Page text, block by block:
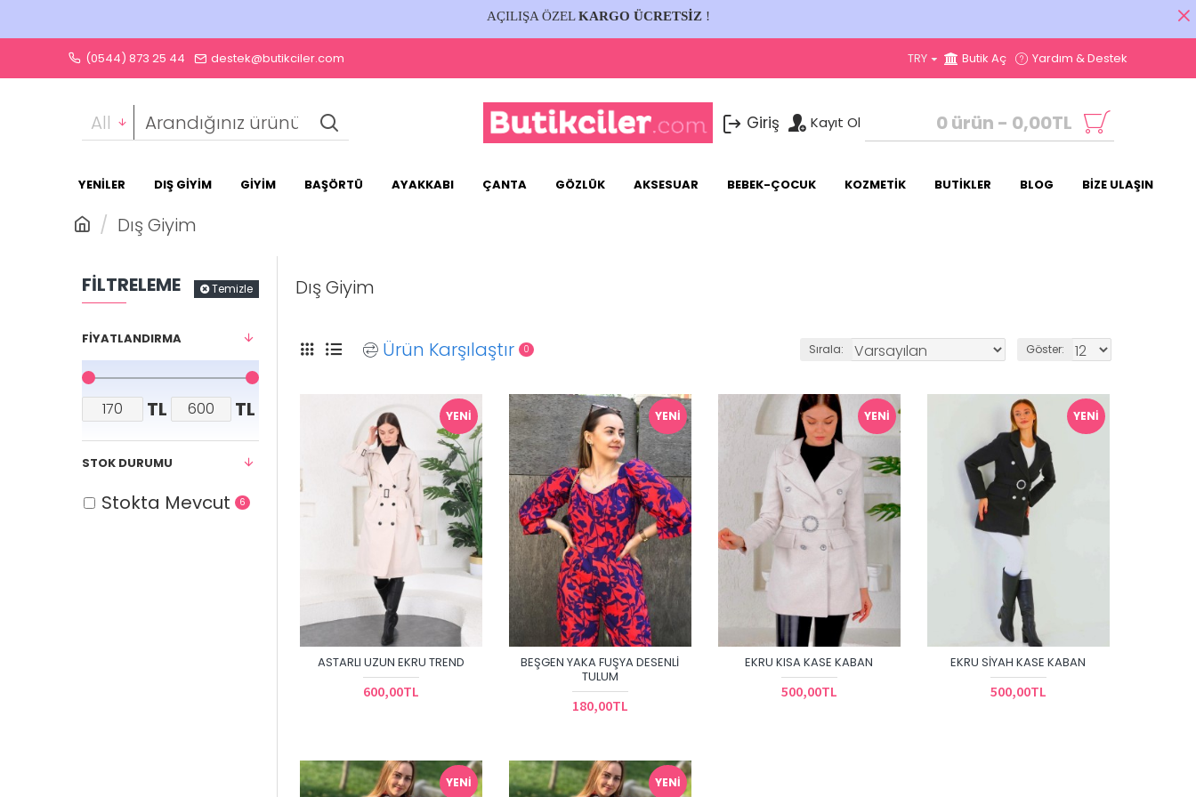
AÇILIŞA ÖZELKARGO ÜCRETSİZ!
(0544) 873 25 44 destek@butikciler.com TRY Butik Aç Yardım & Destek
All Giriş Kayıt Ol 0 ürün - 0,00TL
YENİLER DIŞ GİYİM GİYİM BAŞÖRTÜ AYAKKABI ÇANTA GÖZLÜK AKSESUAR BEBEK-ÇOCUK KOZMETİK BUTİKLER BLOG BİZE ULAŞIN
Dış Giyim
FILTRELEME Temizle
FIYATLANDIRMA
TL TL
STOK DURUMU
Stokta Mevcut 6
Dış Giyim
Ürün Karşılaştır 0 Sırala: Göster:
YENI
ASTARLI UZUN EKRU TREND
600,00TL
YENI
BEŞGEN YAKA FUŞYA DESENLI
TULUM
180,00TL
YENI
EKRU KISA KASE KABAN
500,00TL
YENI
EKRU SIYAH KASE KABAN
500,00TL
YENI YENI